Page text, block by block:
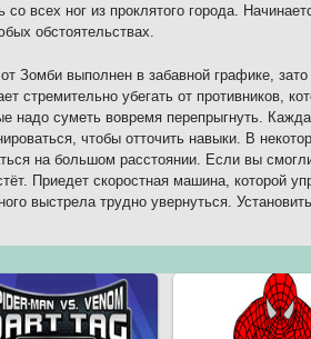
со всех ног из проклятого города.
обстоятельствах.
от Зомби выполнен в забавной графике,
стремительно убегать от противников,
надо суметь вовремя перепрыгнуть.
чтобы отточить навыки. В
на большом расстоянии. Если вы
Приедет скоростная машина, которой
выстрела трудно увернуться.